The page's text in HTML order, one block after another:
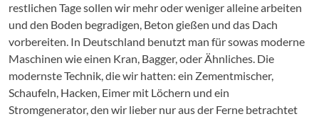
restlichen Tage sollen wir mehr oder weniger alleine arbeiten
und den Boden begradigen, Beton gießen und das Dach
vorbereiten. In Deutschland benutzt man für sowas moderne
Maschinen wie einen Kran, Bagger, oder Ähnliches. Die
modernste Technik, die wir hatten: ein Zementmischer,
Schaufeln, Hacken, Eimer mit Löchern und ein
Stromgenerator, den wir lieber nur aus der Ferne betrachtet